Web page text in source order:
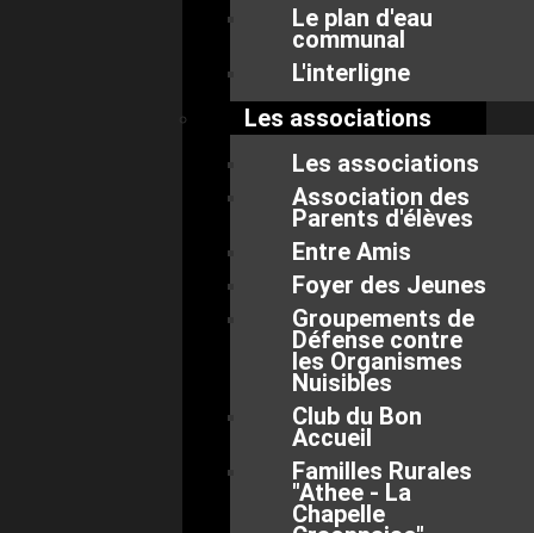
Le plan d'eau
communal
L'interligne
Les associations
Les associations
Association des
Parents d'élèves
Entre Amis
Foyer des Jeunes
Groupements de
Défense contre
les Organismes
Nuisibles
Club du Bon
Accueil
Familles Rurales
"Athee - La
Chapelle